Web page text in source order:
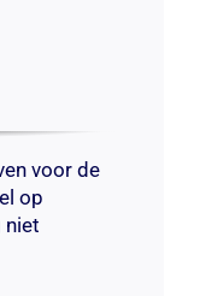
voor de
op
niet